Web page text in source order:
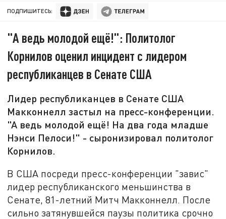
ПОДПИШИТЕСЬ:
"А ведь молодой ещё!": Политолог
Корнилов оценил инцидент с лидером
республиканцев в Сенате США
Лидер республиканцев в Сенате США
Макконнелл застыл на пресс-конференции.
"А ведь молодой ещё! На два года младше
Нэнси Пелоси!" - сыронизировал политолог
Корнилов.
В США посреди пресс-конференции "завис"
лидер республиканского меньшинства в
Сенате, 81-летний Митч Макконнелл. После
сильно затянувшейся паузы политика срочно